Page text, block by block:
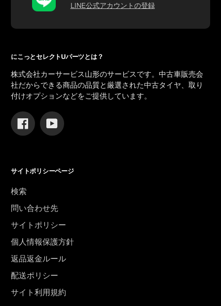
LINE公式アカウントの登録
にこっとセレクトUパーツとは？
株式会社カーサービス山形のサービスです。中古車販売会
社だからできる商品の品質と厳選された中古タイヤ、取り
付けオプションなどをご提供しています。
FacebookYouTube
サイトポリシーページ
検索
問い合わせ先
サイトポリシー
個人情報保護方針
返品返金ルール
配送ポリシー
サイト利用規約